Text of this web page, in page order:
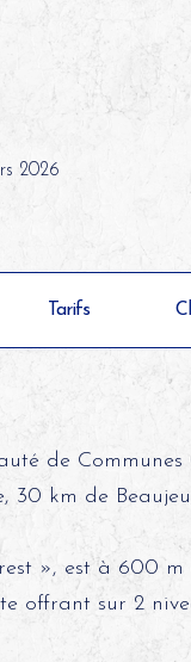
2026
Tarifs
de Communes
30 km de
», est à 600 m
offrant sur 2